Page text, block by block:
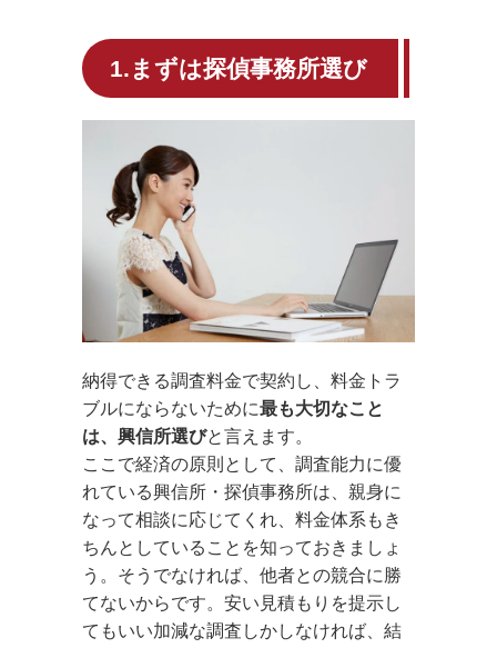
1.まずは探偵事務所選び
納得できる調査料金で契約し、料金トラ
ブルにならないために最も大切なこと
は、興信所選びと言えます。
ここで経済の原則として、調査能力に優
れている興信所・探偵事務所は、親身に
なって相談に応じてくれ、料金体系もき
ちんとしていることを知っておきましょ
う。そうでなければ、他者との競合に勝
てないからです。安い見積もりを提示し
てもいい加減な調査しかしなければ、結